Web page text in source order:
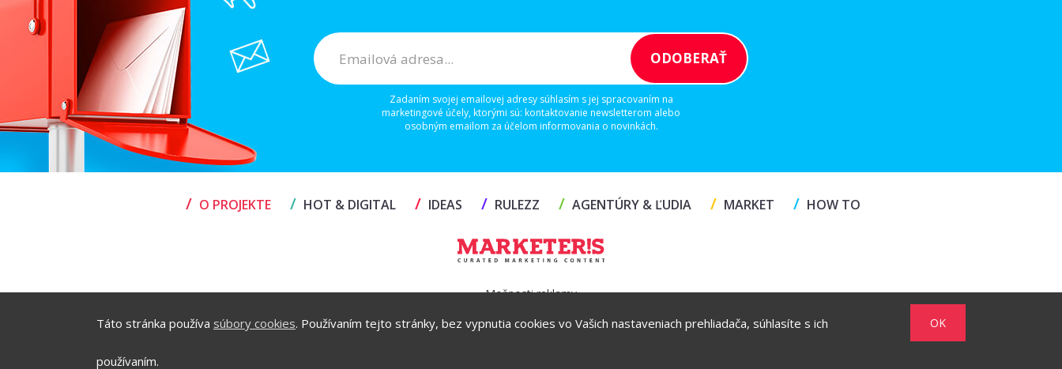
Táto stránka používa súbory cookies. Používaním tejto stránky, bez vypnutia cookies vo Vašich nastaveniach prehliadača, súhlasíte s ich
používaním.
OK
Zadaním svojej emailovej adresy súhlasím s jej spracovaním na
marketingové účely, ktorými sú: kontaktovanie newsletterom alebo
osobným emailom za účelom informovania o novinkách.
/ O PROJEKTE / HOT & DIGITAL / IDEAS / RULEZZ / AGENTÚRY & ĽUDIA / MARKET / HOW TO
Možnosti reklamy
Copyright© 2026 by TheMarketers.biz